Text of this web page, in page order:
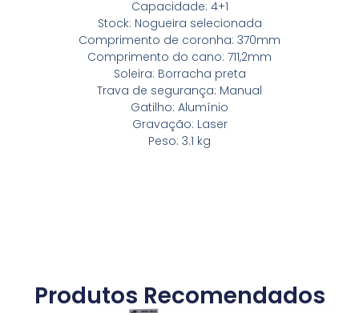
Capacidade: 4+1
Stock: Nogueira selecionada
Comprimento de coronha: 370mm
Comprimento do cano: 711,2mm
Soleira: Borracha preta
Trava de segurança: Manual
Gatilho: Alumínio
Gravação: Laser
Peso: 3.1 kg
Produtos Recomendados